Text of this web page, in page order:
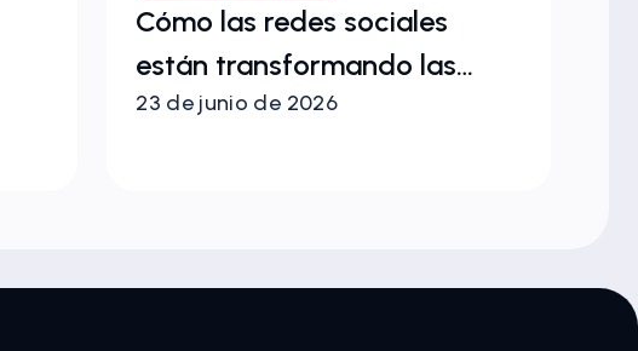
Cómo las redes sociales
están transformando las
cadenas de suministro de la
23 de junio de 2026